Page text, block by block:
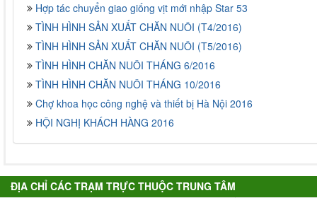
Hợp tác chuyển giao giống vịt mới nhập Star 53
TÌNH HÌNH SẢN XUẤT CHĂN NUÔI (T4/2016)
TÌNH HÌNH SẢN XUẤT CHĂN NUÔI (T5/2016)
TÌNH HÌNH CHĂN NUÔI THÁNG 6/2016
TÌNH HÌNH CHĂN NUÔI THÁNG 10/2016
Chợ khoa học công nghệ và thiết bị Hà Nội 2016
HỘI NGHỊ KHÁCH HÀNG 2016
ĐỊA CHỈ CÁC TRẠM TRỰC THUỘC TRUNG TÂM